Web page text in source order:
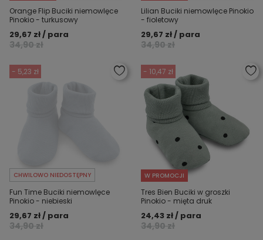
Orange Flip Buciki niemowlęce
Pinokio - turkusowy
34,90 zł
29,67 zł / para
Lilian Buciki niemowlęce Pinokio
- fioletowy
34,90 zł
29,67 zł / para
- 5,23 zł
CHWILOWO NIEDOSTĘPNY
Fun Time Buciki niemowlęce
Pinokio - niebieski
34,90 zł
29,67 zł / para
- 10,47 zł
W PROMOCJI
Tres Bien Buciki w groszki
Pinokio - mięta druk
34,90 zł
24,43 zł / para